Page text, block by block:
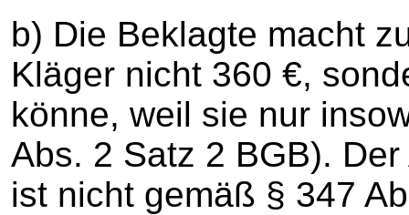
b) Die Beklagte macht
Kläger nicht 360 €,
könne, weil sie nur
Abs. 2 Satz 2 BGB).
ist nicht gemäß § 347